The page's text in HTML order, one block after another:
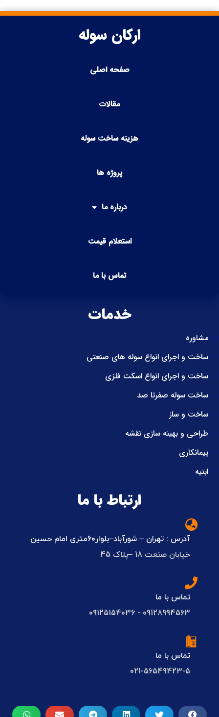
ارکان سوله
صفحه اصلی
مقالات
هزینه ساخت سوله
پروژه ها
درباره ما
استعلام قیمت
تماس با ما
خدمات
مشاوره
ساخت و اجرای انواع سوله های صنعتی
ساخت و اجرای انواع اسکت فلزی
ساخت سوله صفرتا صد
ساخت و ساز
طراحی و بهینه سازی نقشه
پیمانکاری
ابنیه
ارتباط با ما
آدرس : تهران – شورآباد–بلوار60متری امام حسین
خیابان صنعت 18 –پلاک 45
تماس با ما
09128994563 - 09125154036
تماس با ما
021-56549423-5